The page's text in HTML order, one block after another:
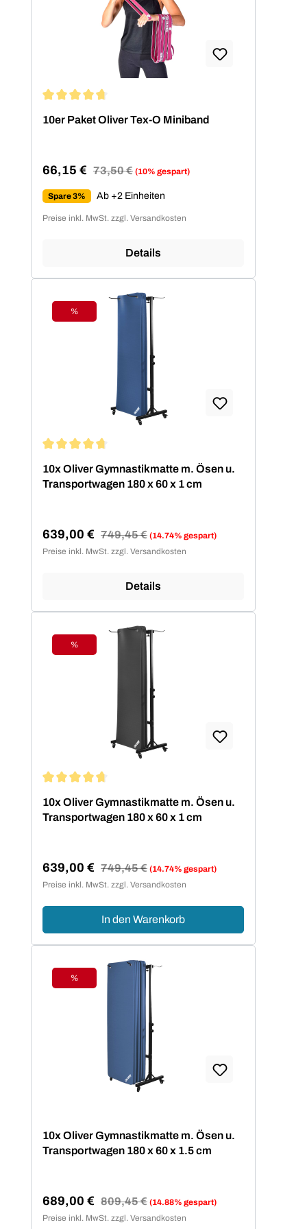
10er Paket Oliver Tex-O Miniband
Verkaufspreis:
66,15 € Regulärer Preis:
73,50 € (10% gespart)
Spare 3% Ab +2 Einheiten
Preise inkl. MwSt. zzgl. Versandkosten
Details
Rabatt
%
Durchschnittliche Bewertung von 4.67 von 5 Sternen
10x Oliver Gymnastikmatte m. Ösen u.
Transportwagen 180 x 60 x 1 cm
Verkaufspreis:
639,00 € Regulärer Preis:
749,45 € (14.74% gespart)
Preise inkl. MwSt. zzgl. Versandkosten
Details
Rabatt
%
Durchschnittliche Bewertung von 4.67 von 5 Sternen
10x Oliver Gymnastikmatte m. Ösen u.
Transportwagen 180 x 60 x 1 cm
Verkaufspreis:
639,00 € Regulärer Preis:
749,45 € (14.74% gespart)
Preise inkl. MwSt. zzgl. Versandkosten
In den Warenkorb
Rabatt
%
10x Oliver Gymnastikmatte m. Ösen u.
Transportwagen 180 x 60 x 1.5 cm
Verkaufspreis:
689,00 € Regulärer Preis:
809,45 € (14.88% gespart)
Preise inkl. MwSt. zzgl. Versandkosten